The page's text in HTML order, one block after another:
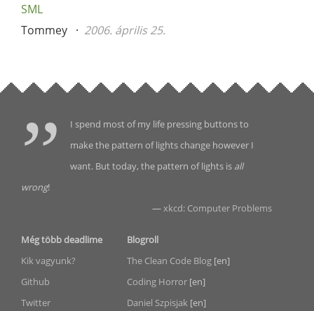
SML
Tommey
2006. április 25.
I spend most of my life pressing buttons to
make the pattern of lights change however I
want. But today, the pattern of lights is all
wrong!
—xkcd: Computer Problems
Még több deadlime
Kik vagyunk?
Github
Twitter
Blogroll
The Clean Code Blog [en]
Coding Horror [en]
Daniel Szpisjak [en]